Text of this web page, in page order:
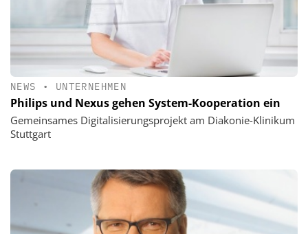
NEWS • UNTERNEHMEN
Philips und Nexus gehen System-Kooperation ein
Gemeinsames Digitalisierungsprojekt am Diakonie-Klinikum
Stuttgart